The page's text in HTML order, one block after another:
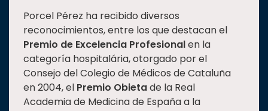
Porcel Pérez ha recibido diversos
reconocimientos, entre los que destacan el
Premio de Excelencia Profesionalen la
categoría hospitalária, otorgado por el
Consejo del Colegio de Médicos de Cataluña
en 2004, el Premio Obietade la Real
Academia de Medicina de España a la